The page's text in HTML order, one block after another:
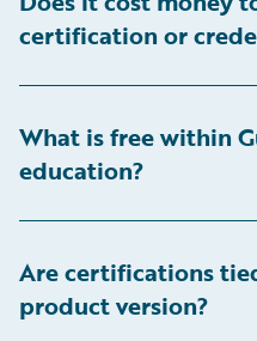
certification or
What is free within
education?
Are certifications
product version?